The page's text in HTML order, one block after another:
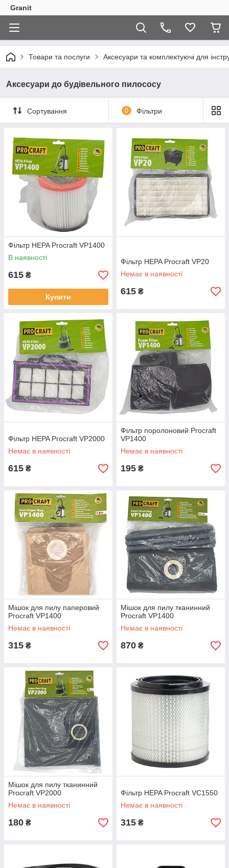
Granit
Товари та послуги Аксесуари та комплектуючі для
Аксесуари до будівельного пилососу
Сортування 0 Фільтри
Фільтр HEPA Procraft VP1400
В наявності
615 ₴
Купити
Фільтр HEPA Procraft VP20
Немає в наявності
615 ₴
Фільтр HEPA Procraft VP2000
Немає в наявності
615 ₴
Фільтр поролоновий Procraft
VP1400
Немає в наявності
195 ₴
Мішок для пилу паперовий
Procraft VP1400
Немає в наявності
315 ₴
Мішок для пилу тканинний
Procraft VP1400
Немає в наявності
870 ₴
Мішок для пилу тканинний
Procraft VP2000
Немає в наявності
180 ₴
Фільтр HEPA Procraft VC1550
Немає в наявності
315 ₴